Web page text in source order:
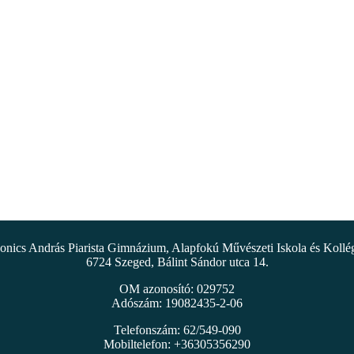
András Piarista Gimnázium, Alapfokú Művészeti Iskola és
6724 Szeged, Bálint Sándor utca 14.
OM azonosító: 029752
Adószám: 19082435-2-06
Telefonszám: 62/549-090
Mobiltelefon: +36305356290